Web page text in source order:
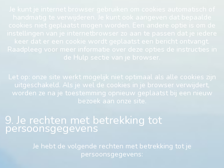
Je kunt je internet browser gebruiken om cookies automatisch of
handmatig te verwijderen. Je kunt ook aangeven dat bepaalde
cookies niet geplaatst mogen worden. Een andere optie is om de
instellingen van je internetbrowser zo aan te passen dat je iedere
keer dat er een cookie wordt geplaatst een bericht ontvangt.
Raadpleeg voor meer informatie over deze opties de instructies in
de Hulp sectie van je browser.
Let op: onze site werkt mogelijk niet optimaal als alle cookies zijn
uitgeschakeld. Als je wel de cookies in je browser verwijdert,
worden ze na je toestemming opnieuw geplaatst bij een nieuw
bezoek aan onze site.
9. Je rechten met betrekking tot
persoonsgegevens
Je hebt de volgende rechten met betrekking tot je
persoonsgegevens: